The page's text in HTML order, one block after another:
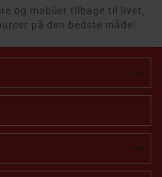
og mobiler tilbage til livet,
på den bedste måde!

